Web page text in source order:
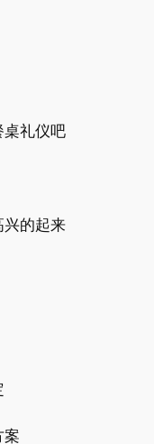
桌礼仪吧
兴的起来
案